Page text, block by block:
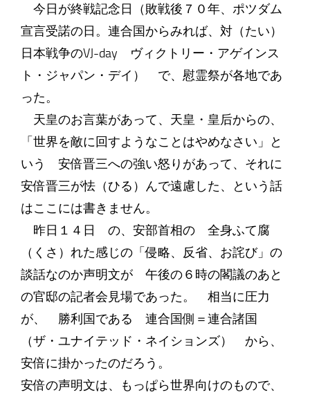
今日が終戦記念日（敗戦後７０年、ポツダム
宣言受諾の日。連合国からみれば、対（たい）
日本戦争のVJ-day ヴィクトリー・アゲインス
ト・ジャパン・デイ） で、慰霊祭が各地であ
った。
天皇のお言葉があって、天皇・皇后からの、
「世界を敵に回すようなことはやめなさい」と
いう 安倍晋三への強い怒りがあって、それに
安倍晋三が怯（ひる）んで遠慮した、という話
はここには書きません。
昨日１４日 の、安部首相の 全身ふて腐
（くさ）れた感じの「侵略、反省、お詫び」の
談話なのか声明文が 午後の６時の閣議のあと
の官邸の記者会見場であった。 相当に圧力
が、 勝利国である 連合国側＝連合諸国
（ザ・ユナイテッド・ネイションズ） から、
安倍に掛かったのだろう。
安倍の声明文は、もっぱら世界向けのもので、